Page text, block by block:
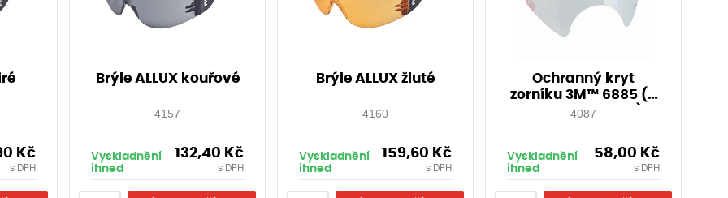
Kč
s DPH
Brýle ALLUX kouřové
4157
Vyskladnění
ihned
132,40 Kč
s DPH
Brýle ALLUX žluté
4160
Vyskladnění
ihned
159,60 Kč
s DPH
Ochranný kryt
zorníku 3M™ 6885 (k
masce 3M 6000)
4087
Vyskladnění
ihned
58,00 Kč
s DPH